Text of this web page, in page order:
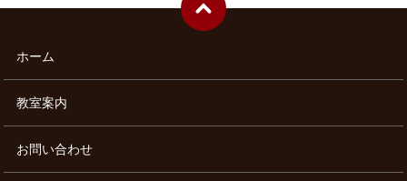
ホーム
教室案内
お問い合わせ